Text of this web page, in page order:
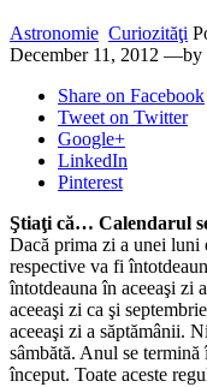
Astronomie Curiozităţi
December 11, 2012 —by
Share on Facebook
Tweet on Twitter
Google+
LinkedIn
Pinterest
Ştiaţi că… Calendarul
Dacă prima zi a unei luni
respective va fi
întotdeauna în aceeaşi zi
aceeaşi zi ca şi
aceeaşi zi a săptămânii.
sâmbătă. Anul se termină
început. Toate aceste